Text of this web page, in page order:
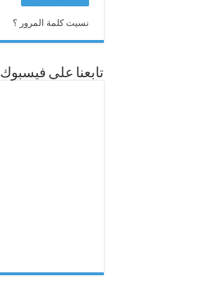
نسيت كلمة المرور ؟
تابعنا على فيسبوك